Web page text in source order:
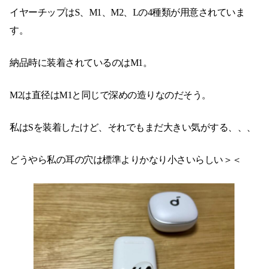
イヤーチップはS、M1、M2、Lの4種類が用意されていま
す。
納品時に装着されているのはM1。
M2は直径はM1と同じで深めの造りなのだそう。
私はSを装着したけど、それでもまだ大きい気がする、、、
どうやら私の耳の穴は標準よりかなり小さいらしい＞＜